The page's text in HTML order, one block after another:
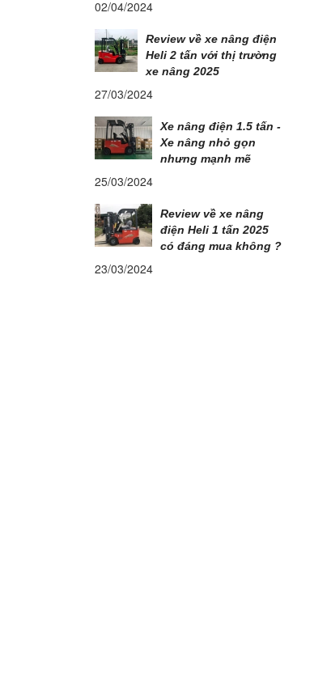
02/04/2024
Review về xe nâng điện
Heli 2 tấn với thị trường
xe nâng 2025
27/03/2024
Xe nâng điện 1.5 tấn -
Xe nâng nhỏ gọn
nhưng mạnh mẽ
25/03/2024
Review về xe nâng
điện Heli 1 tấn 2025
có đáng mua không ?
23/03/2024